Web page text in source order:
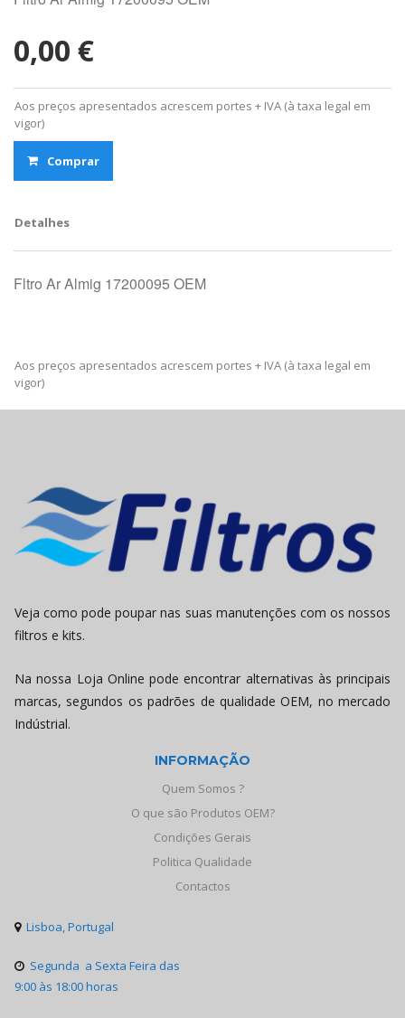
0,00 €
Aos preços apresentados acrescem portes + IVA (à taxa legal em
vigor)
Comprar
Detalhes
Fltro Ar Almig 17200095 OEM
Aos preços apresentados acrescem portes + IVA (à taxa legal em
vigor)
Veja como pode poupar nas suas manutenções com os nossos
filtros e kits.
Na nossa Loja Online pode encontrar alternativas às principais
marcas, segundos os padrões de qualidade OEM, no mercado
Indústrial.
INFORMAÇÃO
Quem Somos ?
O que são Produtos OEM?
Condições Gerais
Politica Qualidade
Contactos
 Lisboa, Portugal
 Segunda a Sexta Feira das
9:00 às 18:00 horas